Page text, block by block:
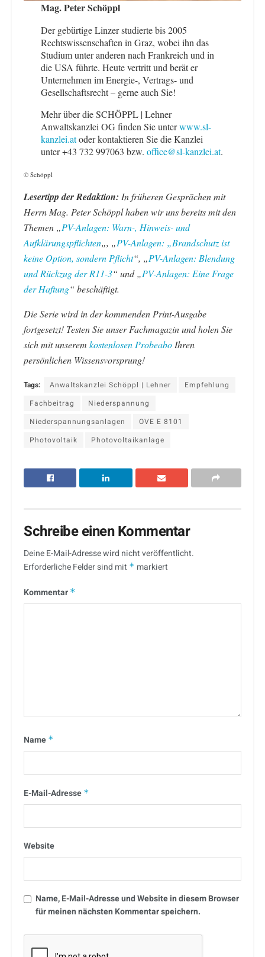
Mag. Peter Schöppl
Der gebürtige Linzer studierte bis 2005
Rechtswissenschaften in Graz, wobei ihn das
Studium unter anderen nach Frankreich und in
die USA führte. Heute vertritt und berät er
Unternehmen im Energie-, Vertrags- und
Gesellschaftsrecht – gerne auch Sie!
Mehr über die SCHÖPPL | Lehner
Anwaltskanzlei OG finden Sie unterwww.sl-
kanzlei.atoder kontaktieren Sie die Kanzlei
unter +43 732 997063 bzw.office@sl-kanzlei.at.
© Schöppl
Lesertipp der Redaktion: In früheren Gesprächen mit
Herrn Mag. Peter Schöppl haben wir uns bereits mit den
Themen „PV-Anlagen: Warn-, Hinweis- und
Aufklärungspflichten„, „PV-Anlagen: „Brandschutz ist
keine Option, sondern Pflicht“, „PV-Anlagen: Blendung
und Rückzug der R11-3“ und „PV-Anlagen: Eine Frage
der Haftung“ beschäftigt.
Die Serie wird in der kommenden Print-Ausgabe
fortgesetzt! Testen Sie unser Fachmagazin und holen Sie
sich mit unserem kostenlosen ProbeaboIhren
persönlichen Wissensvorsprung!
Tags: Anwaltskanzlei Schöppl | Lehner
Empfehlung
Fachbeitrag
Niederspannung
Niederspannungsanlagen
OVE E 8101
Photovoltaik
Photovoltaikanlage
Schreibe einen Kommentar
Deine E-Mail-Adresse wird nicht veröffentlicht.
Erforderliche Felder sind mit * markiert
Kommentar *
Name *
E-Mail-Adresse *
Website
Name, E-Mail-Adresse und Website in diesem Browser
für meinen nächsten Kommentar speichern.